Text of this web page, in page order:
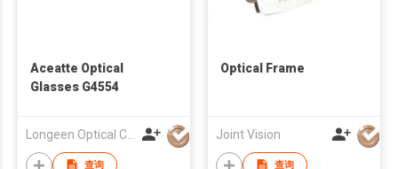
Aceatte Optical
Glasses G4554
查询
Optical Frame
Joint Vision
查询